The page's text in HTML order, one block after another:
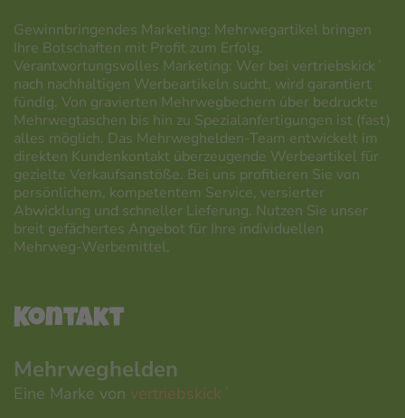
Gewinnbringendes Marketing: Mehrwegartikel bringen
Ihre Botschaften mit Profit zum Erfolg.
Verantwortungsvolles Marketing: Wer bei vertriebskick´
nach nachhaltigen Werbeartikeln sucht, wird garantiert
fündig. Von gravierten Mehrwegbechern über bedruckte
Mehrwegtaschen bis hin zu Spezialanfertigungen ist (fast)
alles möglich. Das Mehrweghelden-Team entwickelt im
direkten Kundenkontakt überzeugende Werbeartikel für
gezielte Verkaufsanstöße. Bei uns profitieren Sie von
persönlichem, kompetentem Service, versierter
Abwicklung und schneller Lieferung. Nutzen Sie unser
breit gefächertes Angebot für Ihre individuellen
Mehrweg-Werbemittel.
Kontakt
Mehrweghelden
Eine Marke von vertriebskick´